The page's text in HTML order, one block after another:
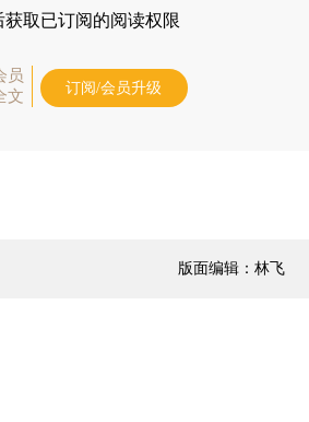
获取已订阅的阅读权限
员
文
订阅/会员升级
版面编辑：林飞